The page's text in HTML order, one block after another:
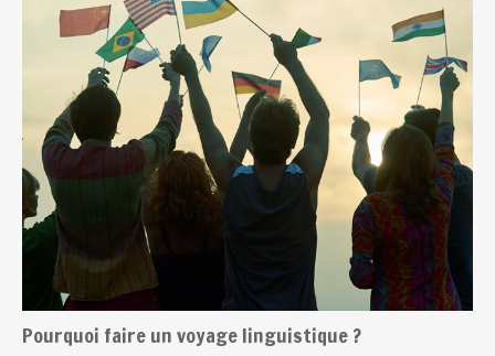
Pourquoi faire un voyage linguistique ?